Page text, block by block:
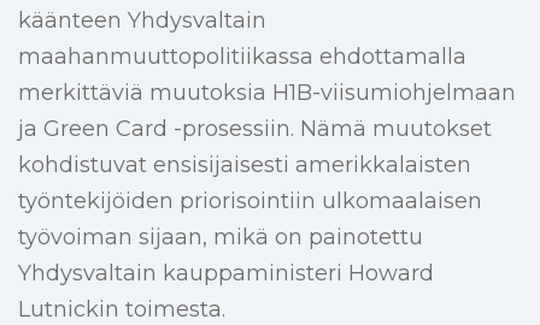
käänteen Yhdysvaltain
maahanmuuttopolitiikassa ehdottamalla
merkittäviä muutoksia H1B-viisumiohjelmaan
ja Green Card -prosessiin. Nämä muutokset
kohdistuvat ensisijaisesti amerikkalaisten
työntekijöiden priorisointiin ulkomaalaisen
työvoiman sijaan, mikä on painotettu
Yhdysvaltain kauppaministeri Howard
Lutnickin toimesta.